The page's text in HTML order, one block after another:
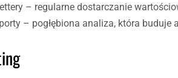
– regularne dostarczanie
– pogłębiona analiza, która buduje